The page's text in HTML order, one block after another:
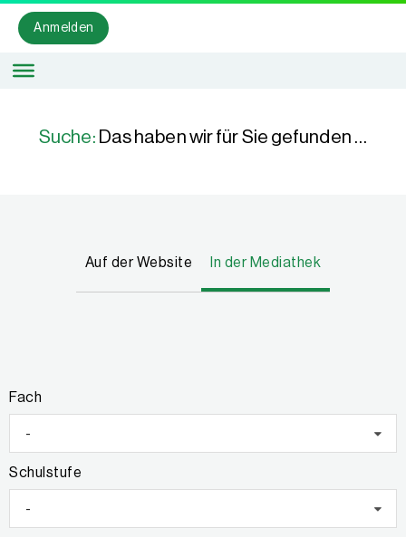
Anmelden
Suche: Das haben wir für Sie gefunden …
Auf der Website In der Mediathek
Fach
-
Schulstufe
-